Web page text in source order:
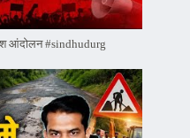
आंदोलन #sindhudurg